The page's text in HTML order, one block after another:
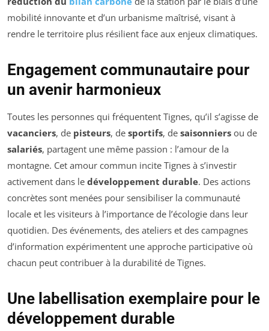
mobilité innovante et d’un urbanisme maîtrisé, visant à
rendre le territoire plus résilient face aux enjeux climatiques.
Engagement communautaire pour
un avenir harmonieux
Toutes les personnes qui fréquentent Tignes, qu’il s’agisse de
vacanciers, de pisteurs, de sportifs, de saisonniers ou de
salariés, partagent une même passion : l’amour de la
montagne. Cet amour commun incite Tignes à s’investir
activement dans le développement durable. Des actions
concrètes sont menées pour sensibiliser la communauté
locale et les visiteurs à l’importance de l’écologie dans leur
quotidien. Des événements, des ateliers et des campagnes
d’information expérimentent une approche participative où
chacun peut contribuer à la durabilité de Tignes.
Une labellisation exemplaire pour le
développement durable